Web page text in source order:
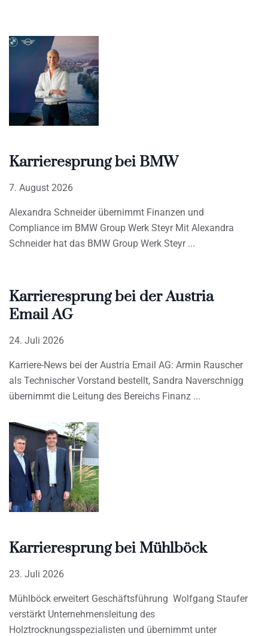
Karrieresprung bei BMW
7. August 2026
Alexandra Schneider übernimmt Finanzen und
Compliance im BMW Group Werk Steyr Mit Alexandra
Schneider hat das BMW Group Werk Steyr
Karrieresprung bei der Austria
Email AG
24. Juli 2026
Karriere-News bei der Austria Email AG: Armin Rauscher
als Technischer Vorstand bestellt, Sandra Naverschnigg
übernimmt die Leitung des Bereichs Finanz
Karrieresprung bei Mühlböck
23. Juli 2026
Mühlböck erweitert Geschäftsführung Wolfgang Staufer
verstärkt Unternehmensleitung des
Holztrocknungsspezialisten und übernimmt unter